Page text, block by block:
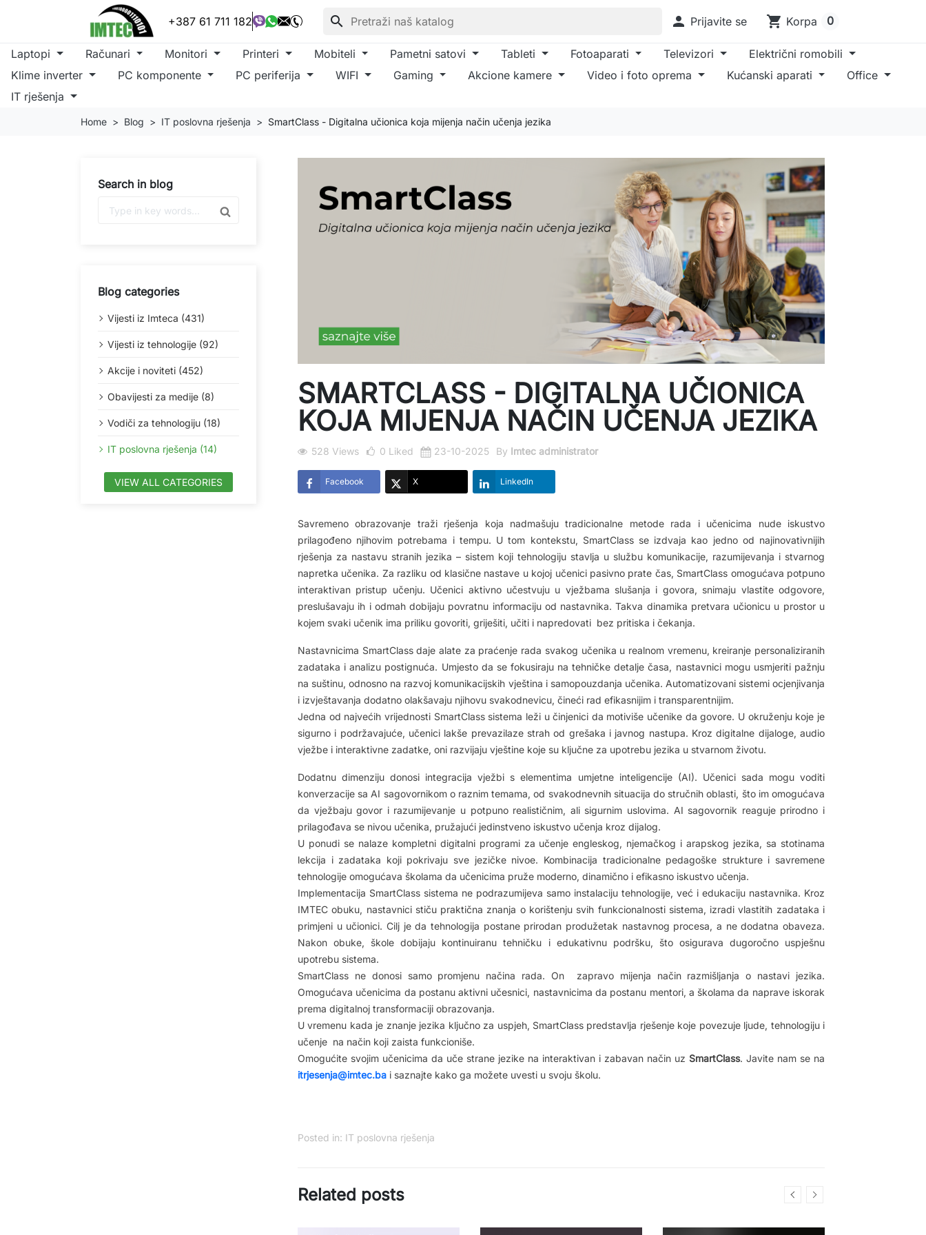
+387 61 711 182 search  Prijavite se shopping_cart Korpa 0
Laptopi Računari Monitori Printeri Mobiteli Pametni satovi Tableti Fotoaparati Televizori
Električni romobili
Klime inverter
PC komponente PC periferija WIFI Gaming Akcione kamere Video i foto oprema Kućanski aparati
Office
IT rješenja
Home Blog IT poslovna rješenja SmartClass - Digitalna učionica koja mijenja način učenja jezika
Search in blog
Blog categories
Vijesti iz Imteca (431)
Vijesti iz tehnologije (92)
Akcije i noviteti (452)
Obavijesti za medije (8)
Vodiči za tehnologiju (18)
IT poslovna rješenja (14)
VIEW ALL CATEGORIES
SMARTCLASS - DIGITALNA UČIONICA
KOJA MIJENJA NAČIN UČENJA JEZIKA
528 Views 0 Liked 23-10-2025 By Imtec administrator
Facebook X LinkedIn
Savremeno obrazovanje traži rješenja koja nadmašuju tradicionalne metode rada i učenicima nude iskustvo
prilagođeno njihovim potrebama i tempu. U tom kontekstu, SmartClass se izdvaja kao jedno od najinovativnijih
rješenja za nastavu stranih jezika – sistem koji tehnologiju stavlja u službu komunikacije, razumijevanja i stvarnog
napretka učenika. Za razliku od klasične nastave u kojoj učenici pasivno prate čas, SmartClass omogućava potpuno
interaktivan pristup učenju. Učenici aktivno učestvuju u vježbama slušanja i govora, snimaju vlastite odgovore,
preslušavaju ih i odmah dobijaju povratnu informaciju od nastavnika. Takva dinamika pretvara učionicu u prostor u
kojem svaki učenik ima priliku govoriti, griješiti, učiti i napredovati bez pritiska i čekanja.
Nastavnicima SmartClass daje alate za praćenje rada svakog učenika u realnom vremenu, kreiranje personaliziranih
zadataka i analizu postignuća. Umjesto da se fokusiraju na tehničke detalje časa, nastavnici mogu usmjeriti pažnju
na suštinu, odnosno na razvoj komunikacijskih vještina i samopouzdanja učenika. Automatizovani sistemi ocjenjivanja
i izvještavanja dodatno olakšavaju njihovu svakodnevicu, čineći rad efikasnijim i transparentnijim.
Jedna od najvećih vrijednosti SmartClass sistema leži u činjenici da motiviše učenike da govore. U okruženju koje je
sigurno i podržavajuće, učenici lakše prevazilaze strah od grešaka i javnog nastupa. Kroz digitalne dijaloge, audio
vježbe i interaktivne zadatke, oni razvijaju vještine koje su ključne za upotrebu jezika u stvarnom životu.
Dodatnu dimenziju donosi integracija vježbi s elementima umjetne inteligencije (AI). Učenici sada mogu voditi
konverzacije sa AI sagovornikom o raznim temama, od svakodnevnih situacija do stručnih oblasti, što im omogućava
da vježbaju govor i razumijevanje u potpuno realističnim, ali sigurnim uslovima. AI sagovornik reaguje prirodno i
prilagođava se nivou učenika, pružajući jedinstveno iskustvo učenja kroz dijalog.
U ponudi se nalaze kompletni digitalni programi za učenje engleskog, njemačkog i arapskog jezika, sa stotinama
lekcija i zadataka koji pokrivaju sve jezičke nivoe. Kombinacija tradicionalne pedagoške strukture i savremene
tehnologije omogućava školama da učenicima pruže moderno, dinamično i efikasno iskustvo učenja.
Implementacija SmartClass sistema ne podrazumijeva samo instalaciju tehnologije, već i edukaciju nastavnika. Kroz
IMTEC obuku, nastavnici stiču praktična znanja o korištenju svih funkcionalnosti sistema, izradi vlastitih zadataka i
primjeni u učionici. Cilj je da tehnologija postane prirodan produžetak nastavnog procesa, a ne dodatna obaveza.
Nakon obuke, škole dobijaju kontinuiranu tehničku i edukativnu podršku, što osigurava dugoročno uspješnu
upotrebu sistema.
SmartClass ne donosi samo promjenu načina rada. On zapravo mijenja način razmišljanja o nastavi jezika.
Omogućava učenicima da postanu aktivni učesnici, nastavnicima da postanu mentori, a školama da naprave iskorak
prema digitalnoj transformaciji obrazovanja.
U vremenu kada je znanje jezika ključno za uspjeh, SmartClass predstavlja rješenje koje povezuje ljude, tehnologiju i
učenje na način koji zaista funkcioniše.
Omogućite svojim učenicima da uče strane jezike na interaktivan i zabavan način uz SmartClass. Javite nam se na
itrjesenja@imtec.ba i saznajte kako ga možete uvesti u svoju školu.
Posted in: IT poslovna rješenja
Related posts